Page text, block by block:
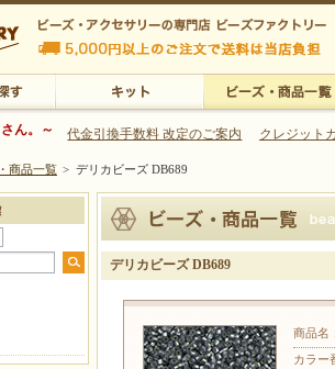
ーズ・パーツ・金具など・アクセサリーの専門店
ビーズ・アクセサリーの専門店 ビーズファクトリ
専門店 ビーズファクトリー 5,000円以上のご注文で送
ん。～ 代金引換手数料 改定のご案内 クレジット
商品一覧 > デリカビーズ DB689
デリカビーズ DB689
商品名：
カラー